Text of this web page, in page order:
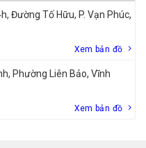
Đường Tố Hữu, P. Vạn Phúc,
Xem bản đồ
Phường Liên Bảo, Vĩnh
Xem bản đồ